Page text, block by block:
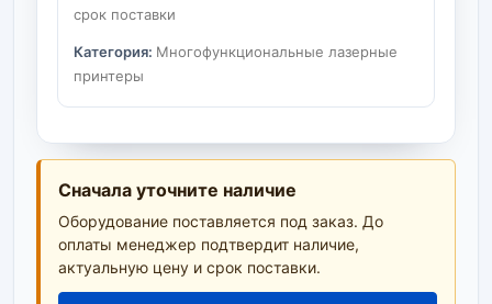
срок поставки
Категория: Многофункциональные лазерные
принтеры
Сначала уточните наличие
Оборудование поставляется под заказ. До
оплаты менеджер подтвердит наличие,
актуальную цену и срок поставки.